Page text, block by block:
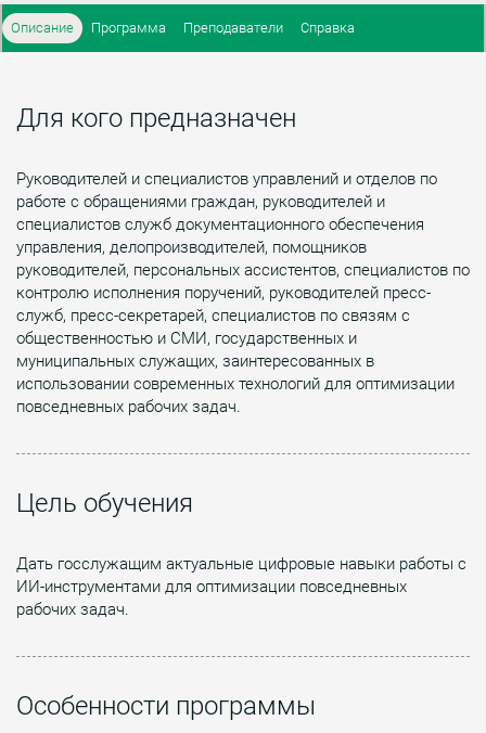
Описание Программа Преподаватели Справка
Для кого предназначен
Руководителей и специалистов управлений и отделов по
работе с обращениями граждан, руководителей и
специалистов служб документационного обеспечения
управления, делопроизводителей, помощников
руководителей, персональных ассистентов, специалистов по
контролю исполнения поручений, руководителей пресс-
служб, пресс-секретарей, специалистов по связям с
общественностью и СМИ, государственных и
муниципальных служащих, заинтересованных в
использовании современных технологий для оптимизации
повседневных рабочих задач.
Цель обучения
Дать госслужащим актуальные цифровые навыки работы с
ИИ-инструментами для оптимизации повседневных
рабочих задач.
Особенности программы